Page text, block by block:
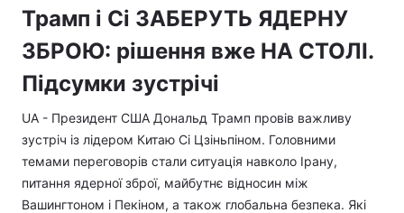
Трамп і Сі ЗАБЕРУТЬ ЯДЕРНУ
ЗБРОЮ: рішення вже НА СТОЛІ.
Підсумки зустрічі
UA - Президент США Дональд Трамп провів важливу
зустріч із лідером Китаю Сі Цзіньпіном. Головними
темами переговорів стали ситуація навколо Ірану,
питання ядерної зброї, майбутнє відносин між
Вашингтоном і Пекіном, а також глобальна безпека. Які